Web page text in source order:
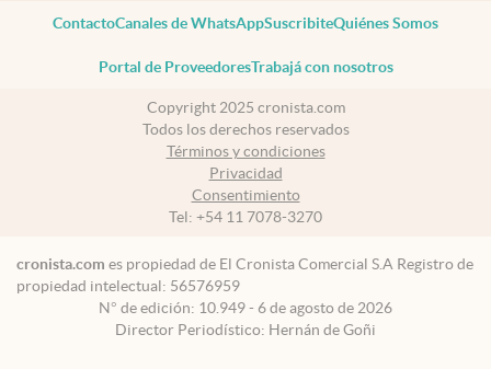
ContactoCanales de WhatsAppSuscribiteQuiénes Somos
Portal de ProveedoresTrabajá con nosotros
Copyright 2025 cronista.com
Todos los derechos reservados
Términos y condiciones
Privacidad
Consentimiento
Tel: +54 11 7078-3270
cronista.com es propiedad de El Cronista Comercial S.A Registro de
propiedad intelectual: 56576959
N° de edición: 10.949 - 6 de agosto de 2026
Director Periodístico: Hernán de Goñi